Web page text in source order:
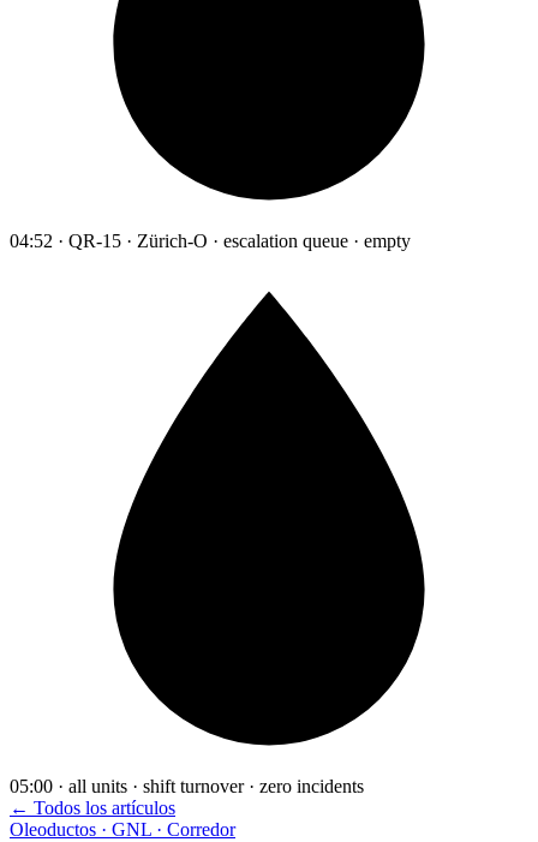
04:52 · QR-15 · Zürich-O · escalation queue · empty
05:00 · all units · shift turnover · zero incidents
← Todos los artículos
Oleoductos · GNL · Corredor